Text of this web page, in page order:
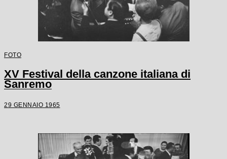
FOTO
XV Festival della canzone italiana di
Sanremo
29 GENNAIO 1965